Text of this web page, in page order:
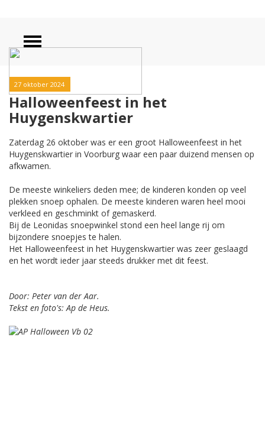
27 oktober 2024
Halloweenfeest in het
Huygenskwartier
Zaterdag 26 oktober was er een groot Halloweenfeest in het
Huygenskwartier in Voorburg waar een paar duizend mensen op
afkwamen.
De meeste winkeliers deden mee; de kinderen konden op veel
plekken snoep ophalen. De meeste kinderen waren heel mooi
verkleed en geschminkt of gemaskerd.
Bij de Leonidas snoepwinkel stond een heel lange rij om
bijzondere snoepjes te halen.
Het Halloweenfeest in het Huygenskwartier was zeer geslaagd
en het wordt ieder jaar steeds drukker met dit feest.
Door: Peter van der Aar.
Tekst en foto's: Ap de Heus.